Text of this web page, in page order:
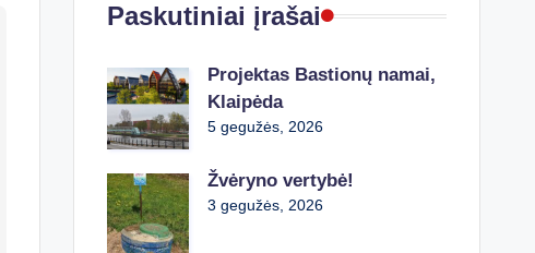
Paskutiniai įrašai
Projektas Bastionų namai,
Klaipėda
5 gegužės, 2026
Žvėryno vertybė!
3 gegužės, 2026